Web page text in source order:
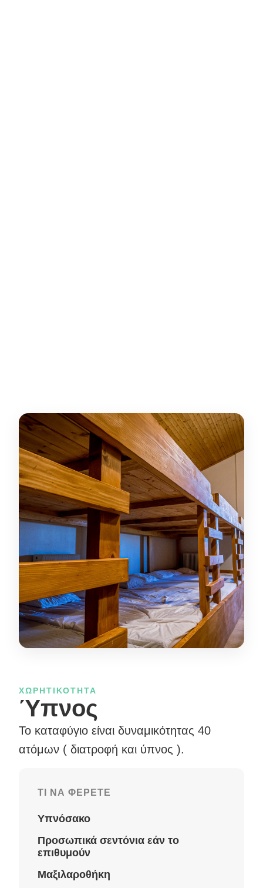
ΧΩΡΗΤΙΚΌΤΗΤΑ
Ύπνος
Το καταφύγιο είναι δυναμικότητας 40
ατόμων ( διατροφή και ύπνος ).
ΤΙ ΝΑ ΦΈΡΕΤΕ
Υπνόσακο
Προσωπικά σεντόνια εάν το
επιθυμούν
Μαξιλαροθήκη